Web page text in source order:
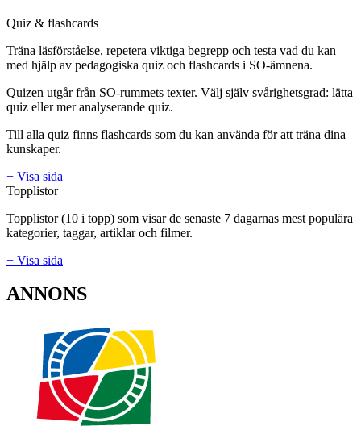
Quiz & flashcards
Träna läsförståelse, repetera viktiga begrepp och testa vad du kan
med hjälp av pedagogiska quiz och flashcards i SO-ämnena.
Quizen utgår från SO-rummets texter. Välj själv svårighetsgrad: lätta
quiz eller mer analyserande quiz.
Till alla quiz finns flashcards som du kan använda för att träna dina
kunskaper.
+ Visa sida
Topplistor
Topplistor (10 i topp) som visar de senaste 7 dagarnas mest populära
kategorier, taggar, artiklar och filmer.
+ Visa sida
ANNONS